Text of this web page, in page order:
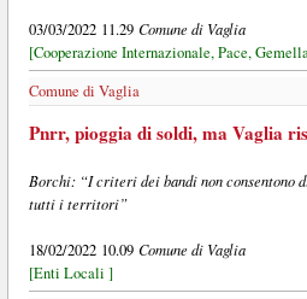
03/03/2022 11.29 Comune di Vaglia
[Cooperazione Internazionale, Pace,
Comune di Vaglia
Pnrr, pioggia di soldi, ma Vaglia
Borchi: “I criteri dei bandi non consentono
tutti i territori”
18/02/2022 10.09 Comune di Vaglia
[Enti Locali ]